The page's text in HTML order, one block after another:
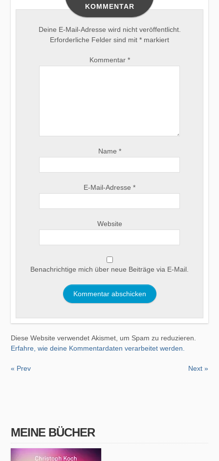
KOMMENTAR
Deine E-Mail-Adresse wird nicht veröffentlicht.
Erforderliche Felder sind mit * markiert
Kommentar *
Name *
E-Mail-Adresse *
Website
Benachrichtige mich über neue Beiträge via E-Mail.
Diese Website verwendet Akismet, um Spam zu reduzieren.
Erfahre, wie deine Kommentardaten verarbeitet werden.
« Prev Next »
MEINE BÜCHER